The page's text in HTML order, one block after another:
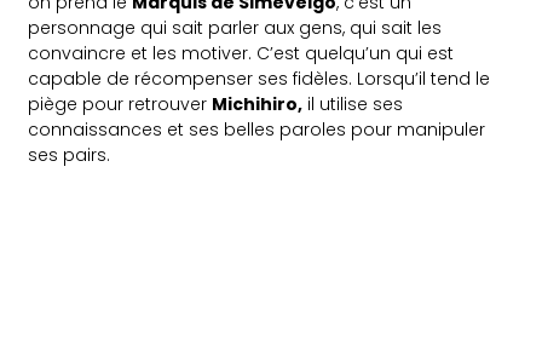
personnage qui sait parler aux gens, qui sait les
convaincre et les motiver. C’est quelqu’un qui est
capable de récompenser ses fidèles. Lorsqu’il tend le
piège pour retrouver Michihiro, il utilise ses
connaissances et ses belles paroles pour manipuler
ses pairs.